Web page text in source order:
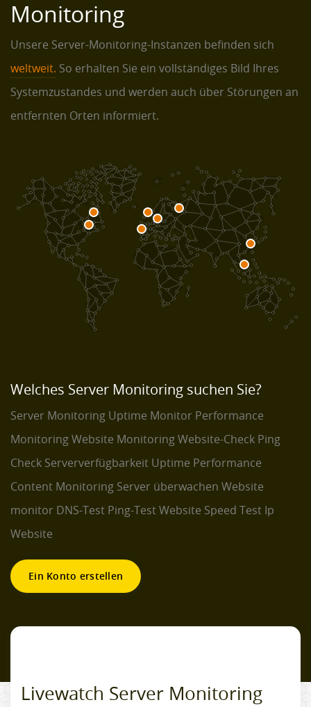
Monitoring
Unsere Server-Monitoring-Instanzen befinden sich
weltweit. So erhalten Sie ein vollständiges Bild Ihres
Systemzustandes und werden auch über Störungen an
entfernten Orten informiert.
Welches Server Monitoring suchen Sie?
Server Monitoring Uptime Monitor Performance
MonitoringWebsite MonitoringWebsite-Check Ping
Check Serververfügbarkeit Uptime Performance
Content Monitoring Server überwachen Website
monitor DNS-Test Ping-TestWebsite Speed Test Ip
Website
Ein Konto erstellen
Livewatch Server Monitoring